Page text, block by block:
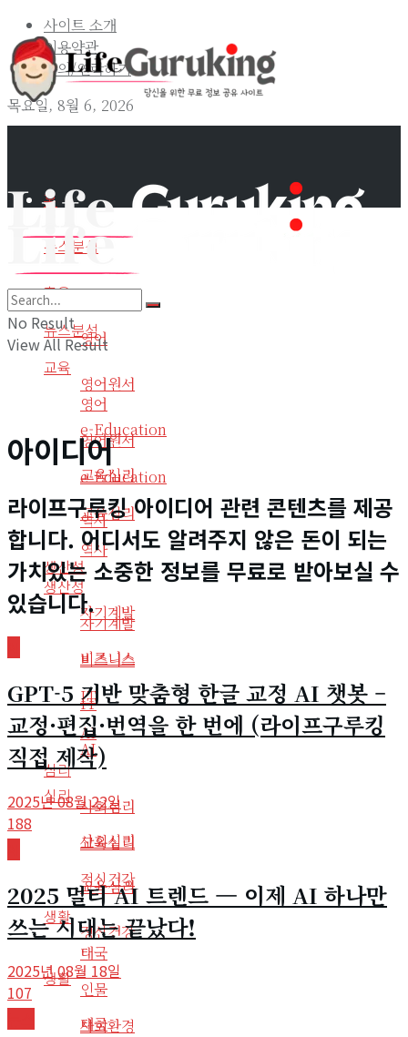
사이트 소개
이용약관
문의/연락하기
목요일, 8월 6, 2026
홈
뉴스분석
교육
영어
영어원서
e-Education
교육심리
역사
생산성
자기계발
비즈니스
IT
AI
심리
사회심리
교육심리
정신건강
생활
태국
홈
뉴스분석
교육
영어
영어원서
e-Education
교육심리
역사
생산성
자기계발
비즈니스
IT
AI
심리
사회심리
교육심리
정신건강
생활
태국
인물
사회환경
No Result
View All Result
아이디어
라이프구루킹 아이디어 관련 콘텐츠를 제공
합니다. 어디서도 알려주지 않은 돈이 되는
가치있는 소중한 정보를 무료로 받아보실 수
있습니다.
GPT-5 기반 맞춤형 한글 교정 AI 챗봇 –
교정·편집·번역을 한 번에 (라이프구루킹
직접 제작)
2025년 08월 22일
188
2025 멀티 AI 트렌드 — 이제 AI 하나만
쓰는 시대는 끝났다!
2025년 08월 18일
107